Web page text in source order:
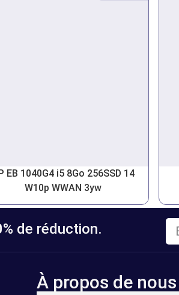
EB 1040G4 i5 8Go 256SSD 14
W10p WWAN 3yw
de réduction.
À propos de nous